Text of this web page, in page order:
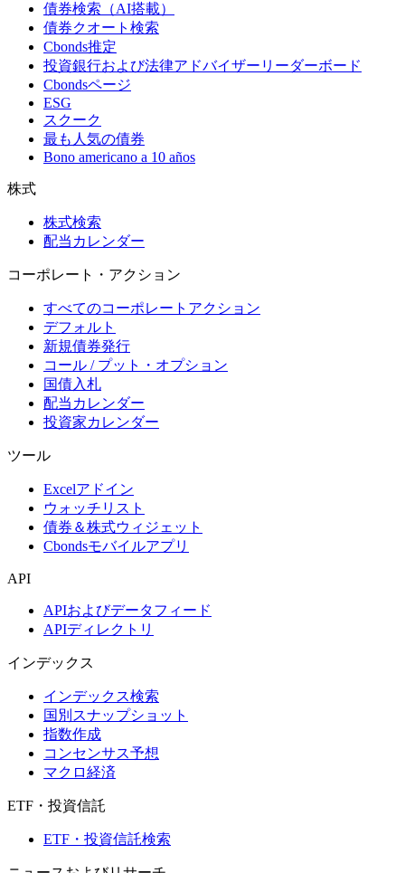
債券検索（AI搭載）
債券クオート検索
Cbonds推定
投資銀行および法律アドバイザーリーダーボード
Cbondsページ
ESG
スクーク
最も人気の債券
Bono americano a 10 años
株式
株式検索
配当カレンダー
コーポレート・アクション
すべてのコーポレートアクション
デフォルト
新規債券発行
コール / プット・オプション
国債入札
配当カレンダー
投資家カレンダー
ツール
Excelアドイン
ウォッチリスト
債券＆株式ウィジェット
Cbondsモバイルアプリ
API
APIおよびデータフィード
APIディレクトリ
インデックス
インデックス検索
国別スナップショット
指数作成
コンセンサス予想
マクロ経済
ETF・投資信託
ETF・投資信託検索